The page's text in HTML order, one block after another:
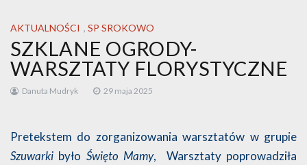
AKTUALNOŚCI , SP SROKOWO
SZKLANE OGRODY-
WARSZTATY FLORYSTYCZNE
Danuta Mudryk 29 maja 2025
Pretekstem do zorganizowania warsztatów w grupie
Szuwarki było Święto Mamy, Warsztaty poprowadziła